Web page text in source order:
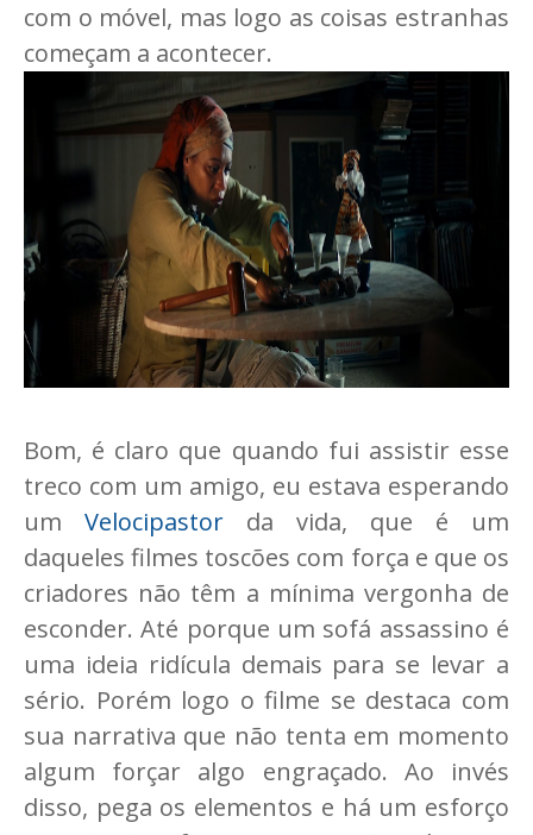
com o móvel, mas logo as coisas estranhas
começam a acontecer.
Bom, é claro que quando fui assistir esse
treco com um amigo, eu estava esperando
um Velocipastor da vida, que é um
daqueles filmes toscões com força e que os
criadores não têm a mínima vergonha de
esconder. Até porque um sofá assassino é
uma ideia ridícula demais para se levar a
sério. Porém logo o filme se destaca com
sua narrativa que não tenta em momento
algum forçar algo engraçado. Ao invés
disso, pega os elementos e há um esforço